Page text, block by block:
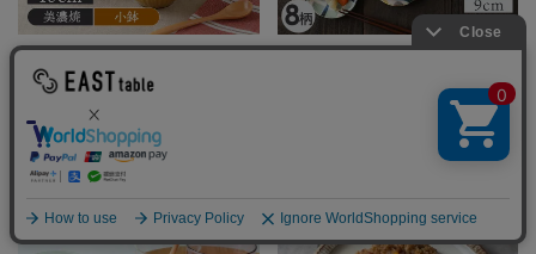
和食器 小鉢 お茶碗 人気 食器
和のスモールボウル アウトレ
390円 (税込)
豆皿 9cm ブラッシュカラー